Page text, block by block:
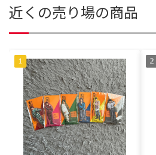
近くの売り場の商品